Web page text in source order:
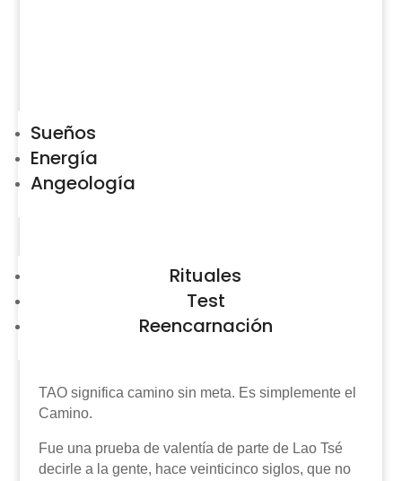
Sueños
Energía
Angeología
Rituales
Test
Reencarnación
TAO significa camino sin meta. Es simplemente el
Camino.
Fue una prueba de valentía de parte de Lao Tsé
decirle a la gente, hace veinticinco siglos, que no